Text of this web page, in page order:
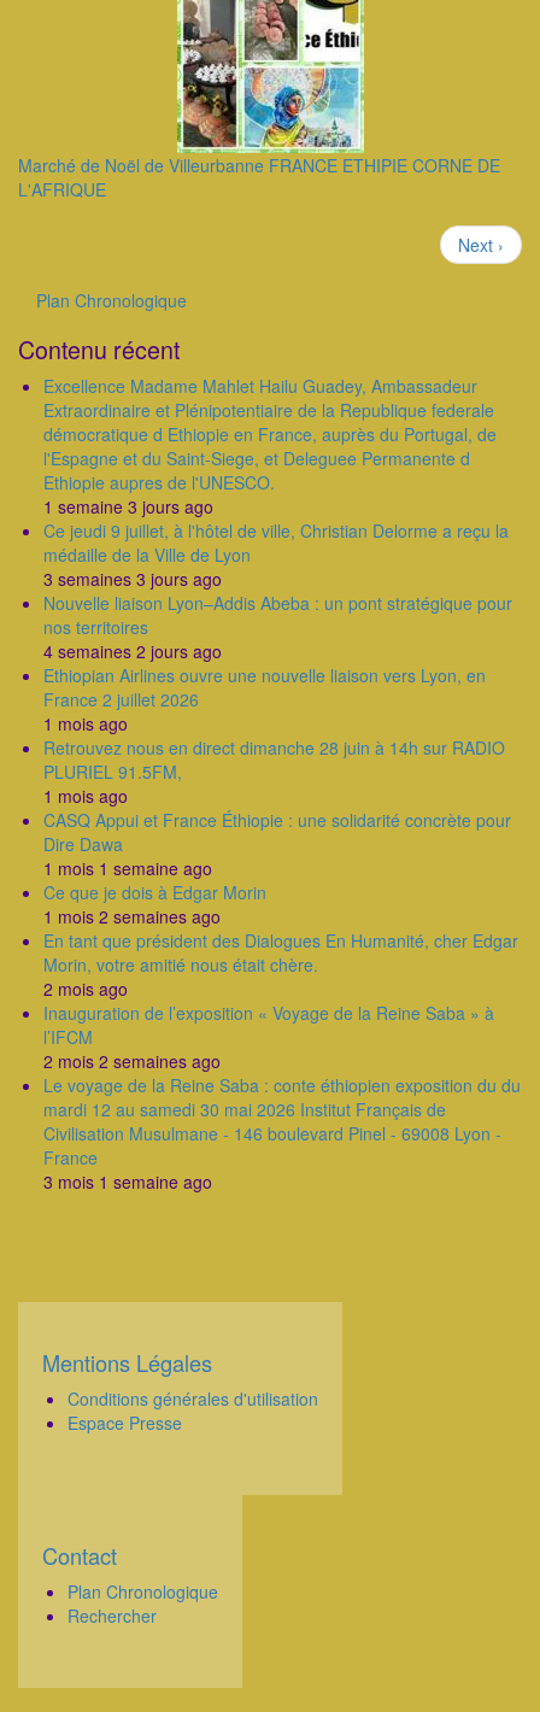
Marché de Noël de Villeurbanne FRANCE ETHIPIE CORNE DE
L'AFRIQUE
Page
suivante
Next ›
Plan Chronologique
Contenu récent
Excellence Madame Mahlet Hailu Guadey, Ambassadeur
Extraordinaire et Plénipotentiaire de la Republique federale
démocratique d Ethiopie en France, auprès du Portugal, de
l'Espagne et du Saint-Siege, et Deleguee Permanente d
Ethiopie aupres de l'UNESCO.
1 semaine 3 jours ago
Ce jeudi 9 juillet, à l'hôtel de ville, Christian Delorme a reçu la
médaille de la Ville de Lyon
3 semaines 3 jours ago
Nouvelle liaison Lyon–Addis Abeba : un pont stratégique pour
nos territoires
4 semaines 2 jours ago
Ethiopian Airlines ouvre une nouvelle liaison vers Lyon, en
France 2 juillet 2026
1 mois ago
Retrouvez nous en direct dimanche 28 juin à 14h sur RADIO
PLURIEL 91.5FM,
1 mois ago
CASQ Appui et France Éthiopie : une solidarité concrète pour
Dire Dawa
1 mois 1 semaine ago
Ce que je dois à Edgar Morin
1 mois 2 semaines ago
En tant que président des Dialogues En Humanité, cher Edgar
Morin, votre amitié nous était chère.
2 mois ago
Inauguration de l’exposition « Voyage de la Reine Saba » à
l’IFCM
2 mois 2 semaines ago
Le voyage de la Reine Saba : conte éthiopien exposition du du
mardi 12 au samedi 30 mai 2026 Institut Français de
Civilisation Musulmane - 146 boulevard Pinel - 69008 Lyon -
France
3 mois 1 semaine ago
Corps
Mentions Légales
Conditions générales d'utilisation
Espace Presse
Corps
Contact
Plan Chronologique
Rechercher